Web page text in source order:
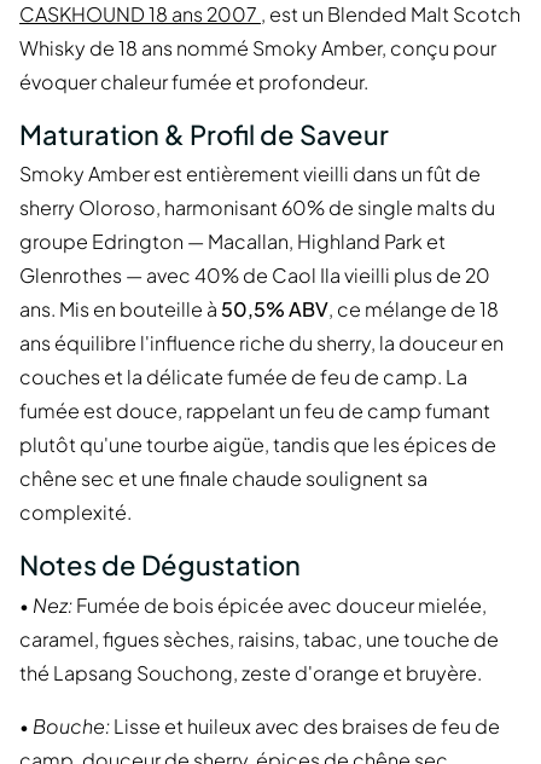
CASKHOUND 18 ans 2007 , est un Blended Malt Scotch
Whisky de 18 ans nommé Smoky Amber, conçu pour
évoquer chaleur fumée et profondeur.
Maturation & Profil de Saveur
Smoky Amber est entièrement vieilli dans un fût de
sherry Oloroso, harmonisant 60% de single malts du
groupe Edrington — Macallan, Highland Park et
Glenrothes — avec 40% de Caol Ila vieilli plus de 20
ans. Mis en bouteille à 50,5% ABV, ce mélange de 18
ans équilibre l'influence riche du sherry, la douceur en
couches et la délicate fumée de feu de camp. La
fumée est douce, rappelant un feu de camp fumant
plutôt qu'une tourbe aigüe, tandis que les épices de
chêne sec et une finale chaude soulignent sa
complexité.
Notes de Dégustation
• Nez:Fumée de bois épicée avec douceur mielée,
caramel, figues sèches, raisins, tabac, une touche de
thé Lapsang Souchong, zeste d'orange et bruyère.
• Bouche:Lisse et huileux avec des braises de feu de